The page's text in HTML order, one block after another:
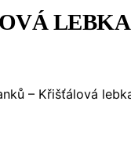
LEBKA
– Křišťálová